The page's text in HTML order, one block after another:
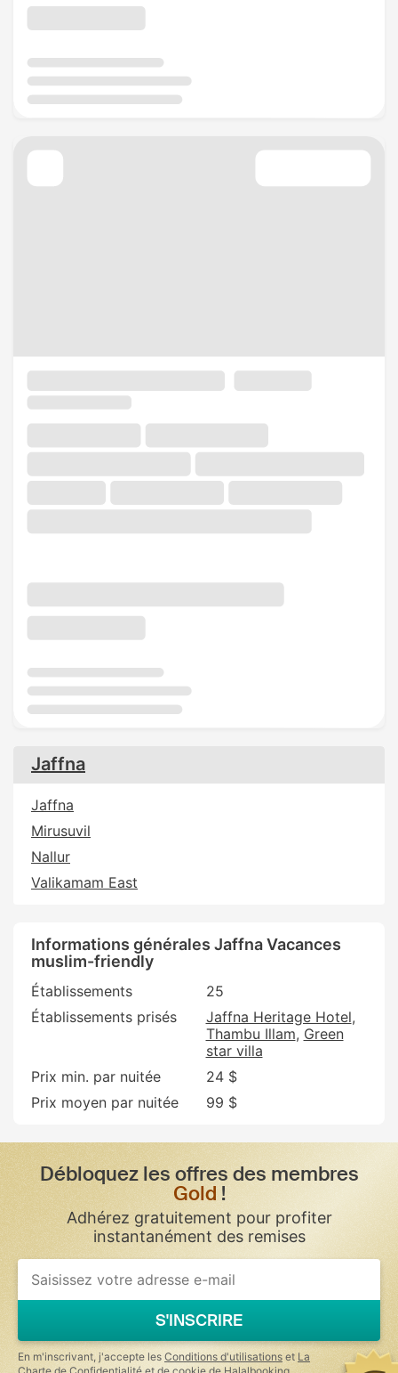
Jaffna
Jaffna
Mirusuvil
Nallur
Valikamam East
Informations générales Jaffna Vacances
muslim-friendly
Établissements
25
Établissements prisés
Jaffna Heritage Hotel
Thambu Illam Green
star villa
Prix min. par nuitée
24 $
Prix moyen par nuitée
99 $
Débloquez les offres des membres
Gold !
Adhérez gratuitement pour profiter
instantanément des remises
S'INSCRIRE
En m'inscrivant, j'accepte les Conditions d'utilisations et La